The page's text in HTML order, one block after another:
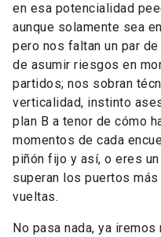
en esa potencialidad
aunque solamente sea
pero nos faltan un par
de asumir riesgos en
partidos; nos sobran
verticalidad, instinto
plan B a tenor de cómo
momentos de cada
piñón fijo y así, o eres
superan los puertos
vueltas.
No pasa nada, ya